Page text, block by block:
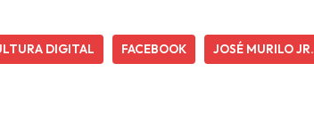
DIGITAL FACEBOOK JOSÉ MURILO JR.